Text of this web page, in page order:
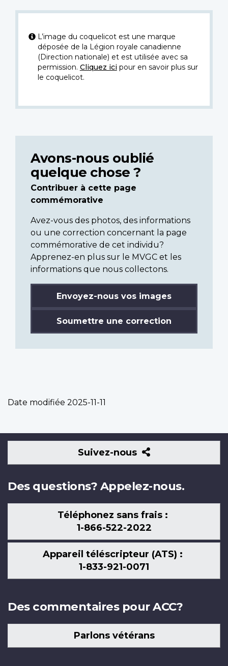
L’image du coquelicot est une marque
déposée de la Légion royale canadienne
(Direction nationale) et est utilisée avec sa
permission. Cliquez icipour en savoir plus sur
le coquelicot.
Avons-nous oublié
quelque chose ?
Contribuer à cette page
commémorative
Avez-vous des photos, des informations
ou une correction concernant la page
commémorative de cet individu?
Apprenez-en plus sur le MVGC et les
informations que nous collectons.
Envoyez-nous vos images
Soumettre une correction
Date modifiée 2025-11-11
Suivez-nous
Suivez-
nous
Des questions? Appelez-nous.
Téléphonez sans frais :
1-866-522-2022
Appareil téléscripteur (ATS) :
1-833-921-0071
Des commentaires pour ACC?
Parlons vétérans